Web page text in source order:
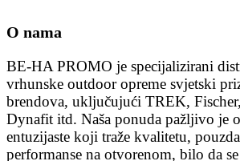
O nama
BE-HA PROMO je specijalizirani
vrhunske outdoor opreme svjetski
brendova, uključujući TREK,
Dynafit itd. Naša ponuda pažljivo je
entuzijaste koji traže kvalitetu,
performanse na otvorenom, bilo da